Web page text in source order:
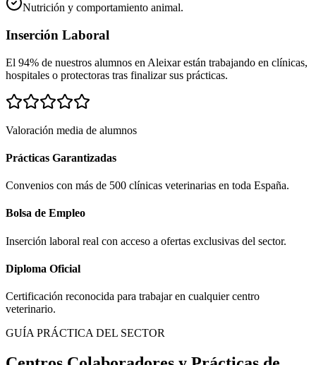
Nutrición y comportamiento animal.
Inserción Laboral
El 94% de nuestros alumnos en Aleixarestán trabajando en clínicas,
hospitales o protectoras tras finalizar sus prácticas.
Valoración media de alumnos
Prácticas Garantizadas
Convenios con más de 500 clínicas veterinarias en toda España.
Bolsa de Empleo
Inserción laboral real con acceso a ofertas exclusivas del sector.
Diploma Oficial
Certificación reconocida para trabajar en cualquier centro
veterinario.
GUÍA PRÁCTICA DEL SECTOR